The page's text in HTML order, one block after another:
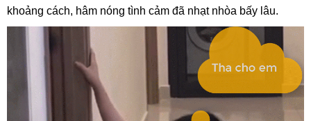
khoảng cách, hâm nóng tình cảm đã nhạt nhòa bấy lâu.